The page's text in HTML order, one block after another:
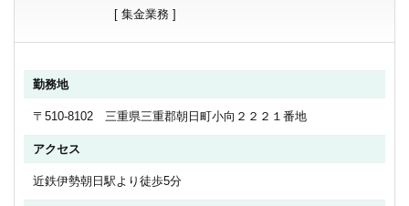
[ 集金業務 ]
勤務地
〒510-8102 三重県三重郡朝日町小向２２２１番地
アクセス
近鉄伊勢朝日駅より徒歩5分